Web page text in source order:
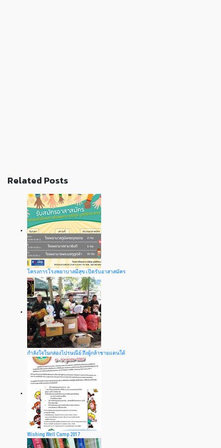
Related Posts
โครงการโรงพยาบาลมีสุข เปิดรับอาสาสมัคร
กำลังใจในกล่องไปรษณีย์ ถึงผู้กล้าชายแดนใต้
Wishing Well Camp 2017